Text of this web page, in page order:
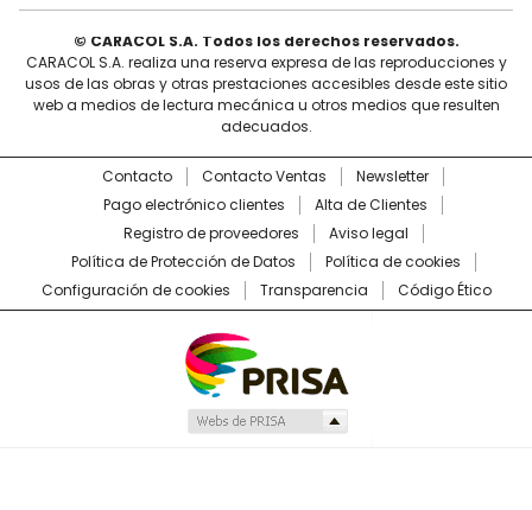
© CARACOL S.A. Todos los derechos reservados.
CARACOL S.A. realiza una reserva expresa de las reproducciones y
usos de las obras y otras prestaciones accesibles desde este sitio
web a medios de lectura mecánica u otros medios que resulten
adecuados.
Contacto Contacto Ventas
Newsletter
Pago electrónico clientes
Alta de Clientes
Registro de proveedores
Aviso legal
Política de Protección de Datos
Política de cookies
Configuración de cookies
Transparencia Código Ético